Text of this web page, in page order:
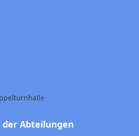
Abteilungen